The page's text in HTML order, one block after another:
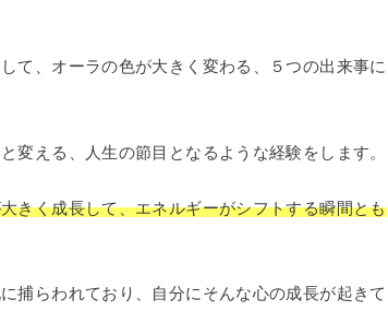
て、オーラの色が大きく変わる、５つの出来事に
える、人生の節目となるような経験をします。
きく成長して、エネルギーがシフトする瞬間とも
捕らわれており、自分にそんな心の成長が起きて